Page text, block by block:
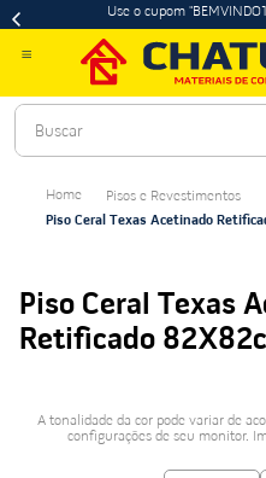
Use o cupom
Buscar
Pisos e Revestimentos
Piso Ceral Texas Acetinado
Piso Ceral Texas
Retificado
A tonalidade da cor pode variar de
configurações de seu monitor.